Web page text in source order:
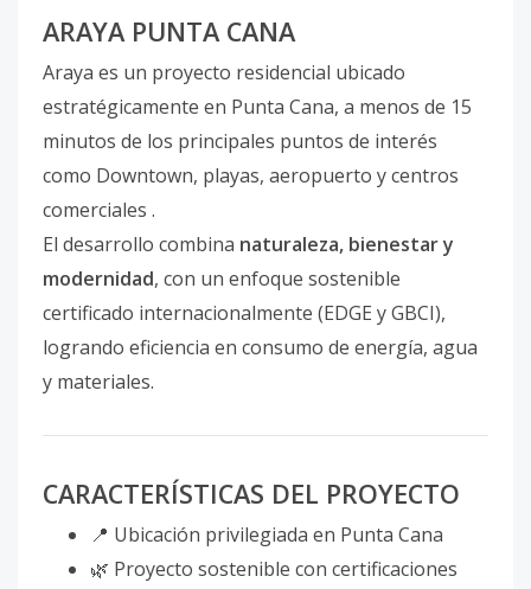
ARAYA PUNTA CANA
Araya es un proyecto residencial ubicado
estratégicamente en Punta Cana, a menos de 15
minutos de los principales puntos de interés
como Downtown, playas, aeropuerto y centros
comerciales .
El desarrollo combina naturaleza, bienestar y
modernidad, con un enfoque sostenible
certificado internacionalmente (EDGE y GBCI),
logrando eficiencia en consumo de energía, agua
y materiales.
CARACTERÍSTICAS DEL PROYECTO
📍 Ubicación privilegiada en Punta Cana
🌿 Proyecto sostenible con certificaciones